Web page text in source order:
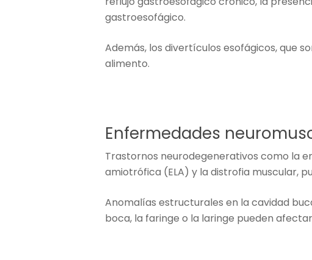
gastroesofágico.
Además, los divertículos esofágicos, que
alimento.
Enfermedades
Trastornos neurodegenerativos como la
amiotrófica (ELA) y la distrofia muscular,
Anomalías estructurales en la cavidad
boca, la faringe o la laringe pueden